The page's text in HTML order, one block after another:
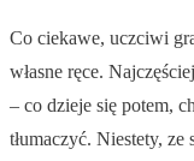
Co ciekawe, uczciwi
własne ręce.
– co dzieje się potem,
tłumaczyć. Niestety,